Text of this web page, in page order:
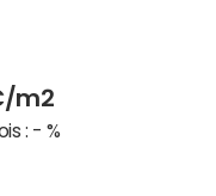
m2
: - %